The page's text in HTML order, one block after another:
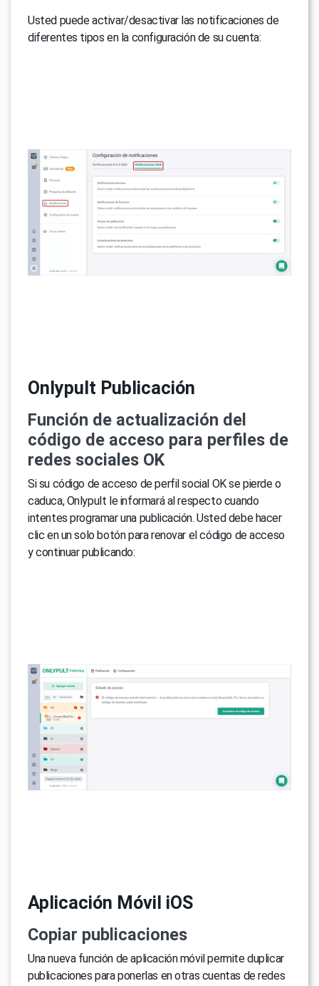
Usted puede activar/desactivar las notificaciones de
diferentes tipos en la configuración de su cuenta:
Onlypult Publicación
Función de actualización del
código de acceso para perfiles de
redes sociales OK
Si su código de acceso de perfil social OK se pierde o
caduca, Onlypult le informará al respecto cuando
intentes programar una publicación. Usted debe hacer
clic en un solo botón para renovar el código de acceso
y continuar publicando:
Aplicación Móvil iOS
Copiar publicaciones
Una nueva función de aplicación móvil permite duplicar
publicaciones para ponerlas en otras cuentas de redes